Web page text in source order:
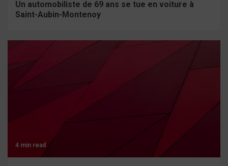
Un automobiliste de 69 ans se tue en voiture à
Saint-Aubin-Montenoy
4 min read